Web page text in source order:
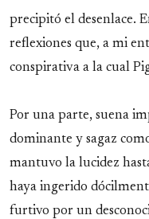
precipitó el desenlace.
reflexiones que, a mi
conspirativa a la cual
Por una parte, suena
dominante y sagaz
mantuvo la lucidez
haya ingerido
furtivo por un